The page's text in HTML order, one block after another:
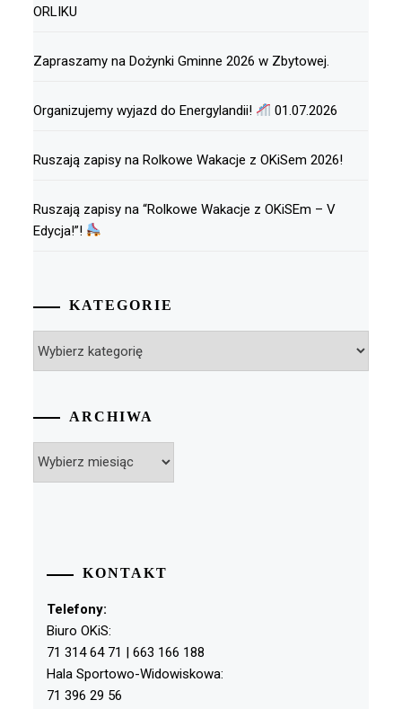
ORLIKU
Zapraszamy na Dożynki Gminne 2026 w Zbytowej.
Organizujemy wyjazd do Energylandii! 01.07.2026
Ruszają zapisy na Rolkowe Wakacje z OKiSem 2026!
Ruszają zapisy na “Rolkowe Wakacje z OKiSEm – V
Edycja!”!
KATEGORIE
ARCHIWA
KONTAKT
Telefony:
Biuro OKiS:
71 314 64 71 | 663 166 188
Hala Sportowo-Widowiskowa:
71 396 29 56